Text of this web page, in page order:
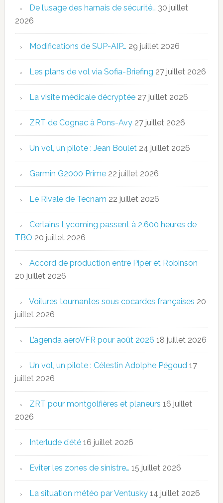
De l’usage des harnais de sécurité… 30 juillet
2026
Modifications de SUP-AIP… 29 juillet 2026
Les plans de vol via Sofia-Briefing 27 juillet 2026
La visite médicale décryptée 27 juillet 2026
ZRT de Cognac à Pons-Avy 27 juillet 2026
Un vol, un pilote : Jean Boulet 24 juillet 2026
Garmin G2000 Prime 22 juillet 2026
Le Rivale de Tecnam 22 juillet 2026
Certains Lycoming passent à 2.600 heures de
TBO 20 juillet 2026
Accord de production entre Piper et Robinson
20 juillet 2026
Voilures tournantes sous cocardes françaises 20
juillet 2026
L’agenda aeroVFR pour août 2026 18 juillet 2026
Un vol, un pilote : Célestin Adolphe Pégoud 17
juillet 2026
ZRT pour montgolfières et planeurs 16 juillet
2026
Interlude d’été 16 juillet 2026
Eviter les zones de sinistre… 15 juillet 2026
La situation météo par Ventusky 14 juillet 2026